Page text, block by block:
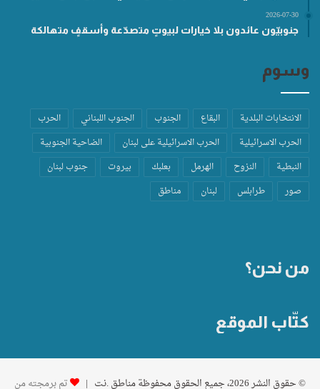
2026-07-30
جنوبيّون عائدون بلا خيارات لبيوتٍ متصدّعة وأسقفٍ متهالكة
وسوم
الانتخابات البلدية البقاع الجنوب الجنوب اللبناني
الحرب
الحرب الاسرائيلية
الحرب الاسرائيلية على لبنان
الضاحية الجنوبية
النبطية
النزوح الهرمل بعلبك بيروت
جنوب لبنان
صور
طرابلس لبنان مناطق
من نحن؟
كتّاب الموقع
© حقوق النشر 2026، جميع الحقوق محفوظة مناطق .نت | تم برمجته من